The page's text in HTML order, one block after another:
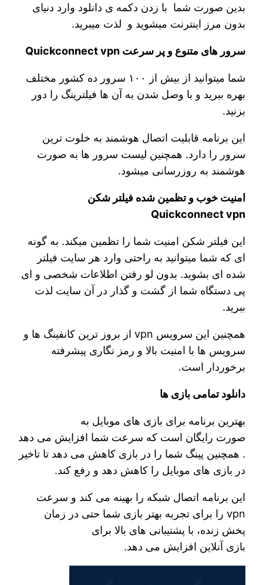
بدین صورت شما با زدن دکمه ی دانلود وارد دنیای
بدون مرز اینترنت میشوید و لذت میبرید.
سرور های متنوع و پر سرعت Quickconnect vpn
شما میتوانید از بیش از ۱۰۰ سرور ده کشور مختلف
بهره ببرید و با وصل شدن به آن ها فیلترینگ را دور
بزنید.
این برنامه قابلیت اتصال هوشمند به خلوت ترین
سرور را دارد. همچنین لیست سرور ها به صورت
هوشمند به روزرسانی میشود.
امنیت خوب و تظمین شده فیلتر شکن
Quickconnect vpn
این فیلتر شکن امنیت شما را تظمین میکند. به گونه
ای که شما میتوانید به راحتی وارد هر سایت فیلتر
شده ای بشوید. بدون لو رفتن اطلاعات شخصی و ای
پی دستگاه شما از گشت و گذار در آن سایت لذت
ببرید.
همچنین این سرویس vpn از بروز ترین کانفینگ ها و
سرویس ها با امنیت بالا و رمز نگاری پیشرفته
برخوردار است.
دانلود تمامی بازی ها
بهترین برنامه برای بازی های موبایل به
صورت رایگان است که‌ سرعت شما افزایش می دهد
. همچنین پینگ شما را در بازی کاهش می دهد تا تاخیر
در بازی های موبایل را کاهش دهد و رفع کند.
این برنامه اتصال شبکه را بهینه می کند و سرعت
vpn را برای تجربه بهتر بازی شما حتی در زمان
پخش زنده، با پشتیبانی های بالا برای
بازی آنلاین افزایش می دهد.